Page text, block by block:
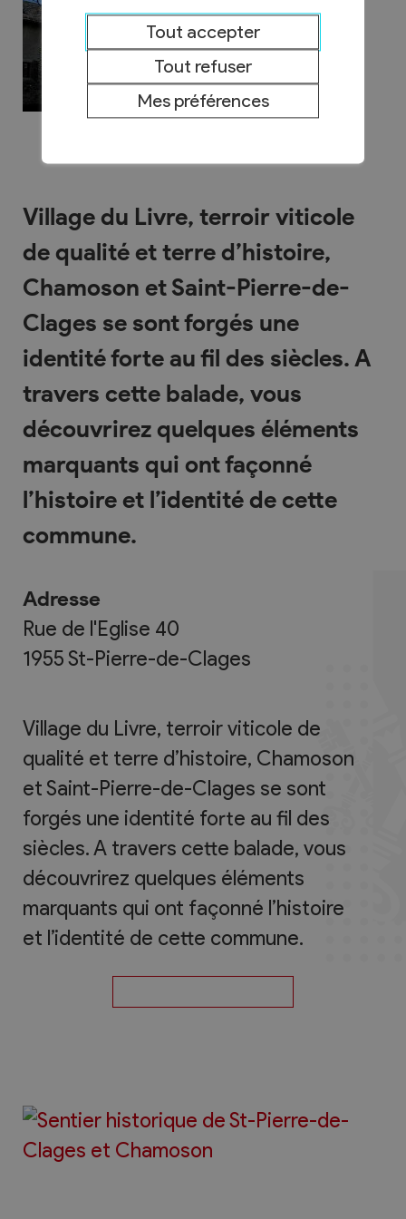
Village du Livre, terroir viticole
de qualité et terre d’histoire,
Chamoson et Saint-Pierre-de-
Clages se sont forgés une
identité forte au fil des siècles. A
travers cette balade, vous
découvrirez quelques éléments
marquants qui ont façonné
l’histoire et l’identité de cette
commune.
Adresse
Rue de l'Eglise 40
1955St-Pierre-de-Clages
Village du Livre, terroir viticole de
qualité et terre d’histoire, Chamoson
et Saint-Pierre-de-Clages se sont
forgés une identité forte au fil des
siècles. A travers cette balade, vous
découvrirez quelques éléments
marquants qui ont façonné l’histoire
et l’identité de cette commune.
Tout accepter
Tout refuser
Mes préférences